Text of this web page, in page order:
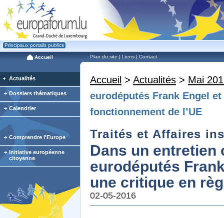
Principaux portails publics
Accueil Plan du site | Liens | Contact
Accueil > Actualités > Mai
eurodéputés Frank Engel
fonctionnement de l’UE
Traités et Affaires
Dans un entretien
eurodéputés
une critique en
02-05-2016
Actualités
Dossiers thématiques
Calendrier
Comprendre l'Europe
Initiative européenne
citoyenne